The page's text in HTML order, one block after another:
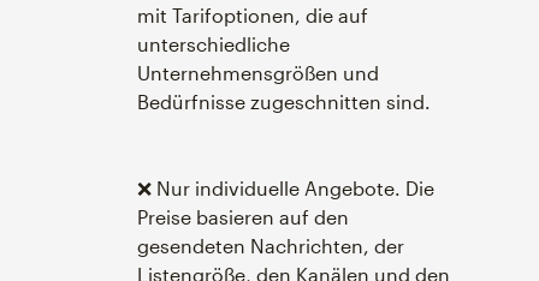
mit Tarifoptionen, die auf
unterschiedliche
Unternehmensgrößen und
Bedürfnisse zugeschnitten sind.
❌ Nur individuelle Angebote. Die
Preise basieren auf den
gesendeten Nachrichten, der
Listengröße, den Kanälen und den